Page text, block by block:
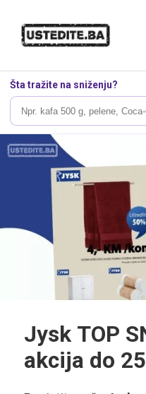
Šta tražite na sniženju?
Jysk TOP
akcija do